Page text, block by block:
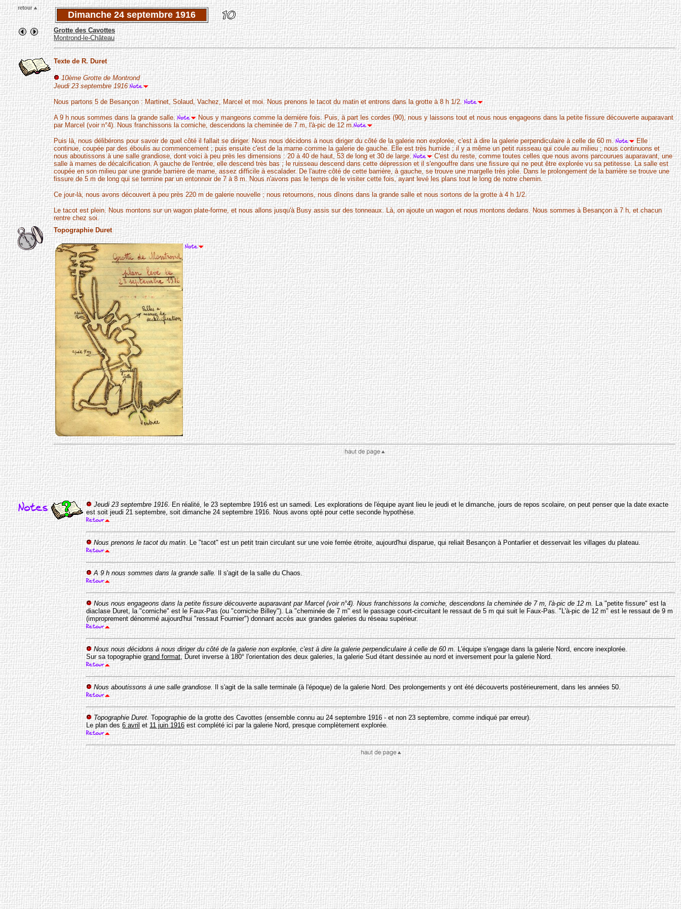
Dimanche 24 septembre 1916
Grotte des Cavottes
Montrond-le-Château
Texte de R. Duret
10ème Grotte de Montrond
Jeudi 23 septembre 1916
Nous partons 5 de Besançon : Martinet, Solaud, Vachez, Marcel et moi. Nous prenons le tacot du matin et entrons dans la grotte à 8 h 1/2.
A 9 h nous sommes dans la grande salle.
Nous y mangeons comme la dernière fois. Puis, à part les cordes (90), nous y laissons tout et nous nous engageons dans la petite fissure découverte auparavant
par Marcel (voir n°4). Nous franchissons la corniche, descendons la cheminée de 7 m, l'à-pic de 12 m.
Puis là, nous délibérons pour savoir de quel côté il fallait se diriger. Nous nous décidons à nous diriger du côté de la galerie non explorée, c'est à dire la galerie perpendiculaire à celle de 60 m.
Elle
continue, coupée par des éboulis au commencement ; puis ensuite c'est de la marne comme la galerie de gauche. Elle est très humide ; il y a même un petit ruisseau qui coule au milieu ; nous continuons et
nous aboutissons à une salle grandiose, dont voici à peu près les dimensions : 20 à 40 de haut, 53 de long et 30 de large.
C'est du reste, comme toutes celles que nous avons parcourues auparavant, une
salle à marnes de décalcification. A gauche de l'entrée, elle descend très bas ; le ruisseau descend dans cette dépression et il s'engouffre dans une fissure qui ne peut être explorée vu sa petitesse. La salle est
coupée en son milieu par une grande barrière de marne, assez difficile à escalader. De l'autre côté de cette barrière, à gauche, se trouve une margelle très jolie. Dans le prolongement de la barrière se trouve une
fissure de 5 m de long qui se termine par un entonnoir de 7 à 8 m. Nous n'avons pas le temps de le visiter cette fois, ayant levé les plans tout le long de notre chemin.
Ce jour-là, nous avons découvert à peu près 220 m de galerie nouvelle ; nous retournons, nous dînons dans la grande salle et nous sortons de la grotte à 4 h 1/2.
Le tacot est plein. Nous montons sur un wagon plate-forme, et nous allons jusqu'à Busy assis sur des tonneaux. Là, on ajoute un wagon et nous montons dedans. Nous sommes à Besançon à 7 h, et chacun
rentre chez soi.
Topographie Duret
Jeudi 23 septembre 1916. En réalité, le 23 septembre 1916 est un samedi. Les explorations de l'équipe ayant lieu le jeudi et le dimanche, jours de repos scolaire, on peut penser que la date exacte
est soit jeudi 21 septembre, soit dimanche 24 septembre 1916. Nous avons opté pour cette seconde hypothèse.
Nous prenons le tacot du matin.Le "tacot" est un petit train circulant sur une voie ferrée étroite, aujourd'hui disparue, qui reliait Besançon à Pontarlier et desservait les villages du plateau.
A 9 h nous sommes dans la grande salle. Il s'agit de la salle du Chaos.
Nous nous engageons dans la petite fissure découverte auparavant par Marcel (voir n°4). Nous franchissons la corniche, descendons la cheminée de 7 m, l'à-pic de 12 m. La "petite fissure" est la
diaclase Duret, la "corniche" est le Faux-Pas (ou "corniche Billey"). La "cheminée de 7 m" est le passage court-circuitant le ressaut de 5 m qui suit le Faux-Pas. "L'à-pic de 12 m" est le ressaut de 9 m
(improprement dénommé aujourd'hui "ressaut Fournier") donnant accès aux grandes galeries du réseau supérieur.
Nous nous décidons à nous diriger du côté de la galerie non explorée, c'est à dire la galerie perpendiculaire à celle de 60 m.L'équipe s'engage dans la galerie Nord, encore inexplorée.
Sur sa topographiegrand format, Duret inverse à 180° l'orientation des deux galeries, la galerie Sud étant dessinée au nord et inversement pour la galerie Nord.
Nous aboutissons à une salle grandiose. Il s'agit de la salle terminale (à l'époque) de la galerie Nord. Des prolongements y ont été découverts postérieurement, dans les années 50.
Topographie Duret.Topographie de la grotte des Cavottes (ensemble connu au 24 septembre 1916 - et non 23 septembre, comme indiqué par erreur).
Le plan des6 avril et 11 juin 1916 est complété ici par la galerie Nord, presque complètement explorée.